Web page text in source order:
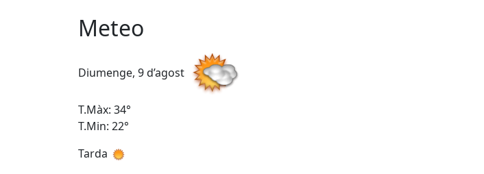
Meteo
Diumenge, 9 d’agost
T.Màx: 34°
T.Min: 22°
Tarda